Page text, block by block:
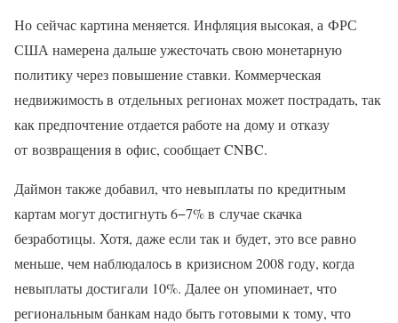
Но сейчас картина меняется. Инфляция высокая, а ФРС
США намерена дальше ужесточать свою монетарную
политику через повышение ставки. Коммерческая
недвижимость в отдельных регионах может пострадать, так
как предпочтение отдается работе на дому и отказу
от возвращения в офис, сообщает CNBC.
Даймон также добавил, что невыплаты по кредитным
картам могут достигнуть 6−7% в случае скачка
безработицы. Хотя, даже если так и будет, это все равно
меньше, чем наблюдалось в кризисном 2008 году, когда
невыплаты достигали 10%. Далее он упоминает, что
региональным банкам надо быть готовыми к тому, что